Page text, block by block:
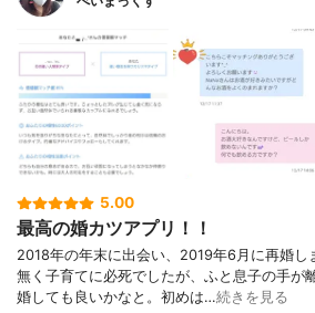
5.00
最高の婚カツアプリ！！
2018年の年末に出会い、2019年6月に再婚し
無く子育てに必死でしたが、ふと息子の手が
婚しても良いかなと。初めは…続きを見る